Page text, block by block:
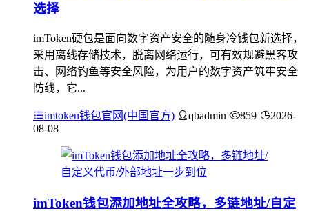
选择
imToken硬包是面向数字资产安全的随身冷钱包新选择，
采用离线存储技术，脱离网络运行，可有效规避黑客攻
击、网络钓鱼等安全风险，为用户的数字资产筑牢安全
防线，它...
imtoken钱包官网(中国官方) qbadmin 859
2026-
08-08
imToken钱包添加地址全攻略，多链地址/自定